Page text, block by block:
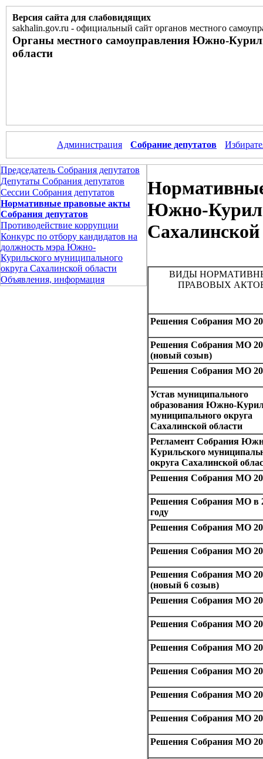
Версия сайта для слабовидящих
sakhalin.gov.ru - официальный сайт органов местного
Органы местного самоуправления Южно-
области
Администрация Собрание депутатов
Председатель Собрания депутатов
Депутаты Собрания депутатов
Сессии Собрания депутатов
Нормативные правовые акты
Собрания депутатов
Противодействие коррупции
Конкурс по отбору кандидатов на
должность мэра Южно-
Курильского муниципального
округа Сахалинской области
Объявления, информация
Южно-
Сахалинской
ВИДЫ
ПРАВОВЫХ
Решения Собрания МО
Решения Собрания МО
(новый созыв)
Решения Собрания МО
Устав муниципального
образования Южно-
муниципального округа
Сахалинской области
Регламент Собрания
Курильского
округа Сахалинской
Решения Собрания МО
Решения Собрания МО в
году
Решения Собрания МО
Решения Собрания МО
Решения Собрания МО
(новый 6 созыв)
Решения Собрания МО
Решения Собрания МО
Решения Собрания МО
Решения Собрания МО
Решения Собрания МО
Решения Собрания МО
Решения Собрания МО